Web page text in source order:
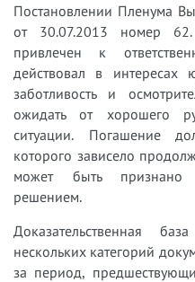
Постановлении Пленума
от 30.07.2013 номер
привлечен к
действовал в интересах
заботливость и
ожидать от хорошего
ситуации. Погашение
которого зависело
может быть признано
решением.
Доказательственная
нескольких категорий
за период,